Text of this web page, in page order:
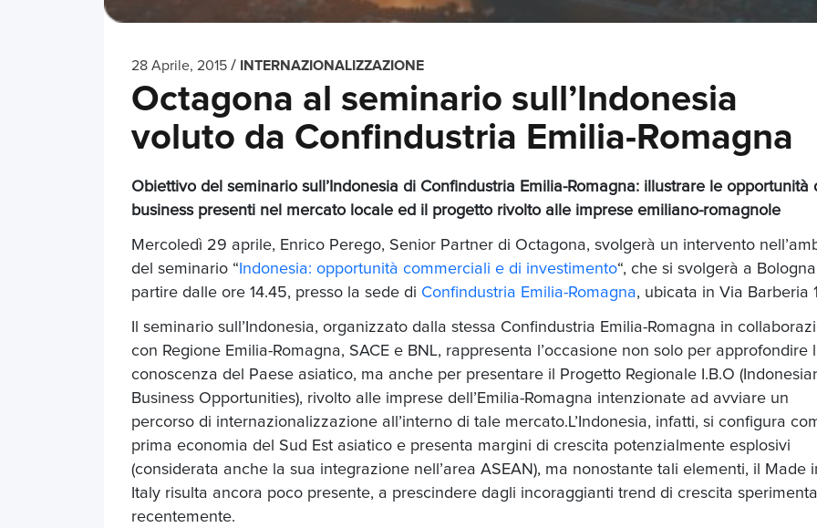
28 Aprile, 2015 / INTERNAZIONALIZZAZIONE
Octagona al seminario sull’Indonesia
voluto da Confindustria Emilia-Romagna
Obiettivo del seminario sull’Indonesia di Confindustria Emilia-Romagna: illustrare le opportunità
business presenti nel mercato locale ed il progetto rivolto alle imprese emiliano-romagnole
Mercoledì 29 aprile, Enrico Perego, Senior Partner di Octagona, svolgerà un intervento
del seminario “ Indonesia: opportunità commerciali e di investimento“, che si svolgerà a
partire dalle ore 14.45, presso la sede di Confindustria Emilia-Romagna, ubicata in Via Barberia
Il seminario sull’Indonesia, organizzato dalla stessa Confindustria Emilia-Romagna in
con Regione Emilia-Romagna, SACE e BNL, rappresenta l’occasione non solo per approfondire
conoscenza del Paese asiatico, ma anche per presentare il Progetto Regionale I.B.O
Business Opportunities), rivolto alle imprese dell’Emilia-Romagna intenzionate ad avviare un
percorso di internazionalizzazione all’interno di tale mercato.L’Indonesia, infatti, si configura
prima economia del Sud Est asiatico e presenta margini di crescita potenzialmente esplosivi
(considerata anche la sua integrazione nell’area ASEAN), ma nonostante tali elementi, il Made
Italy risulta ancora poco presente, a prescindere dagli incoraggianti trend di crescita
recentemente.